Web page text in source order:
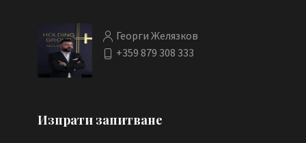
Георги Желязков
+359 879 308 333
Изпрати запитване